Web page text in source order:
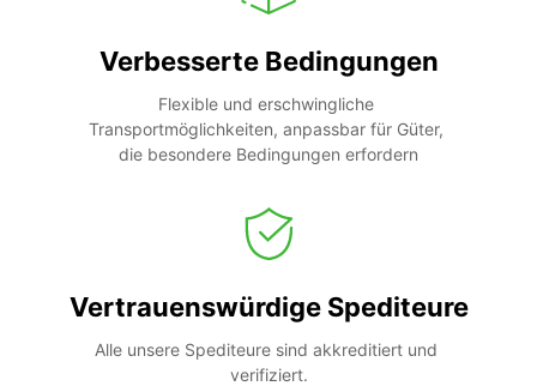
Verbesserte Bedingungen
Flexible und erschwingliche
Transportmöglichkeiten, anpassbar für Güter,
die besondere Bedingungen erfordern
Vertrauenswürdige Spediteure
Alle unsere Spediteure sind akkreditiert und
verifiziert.